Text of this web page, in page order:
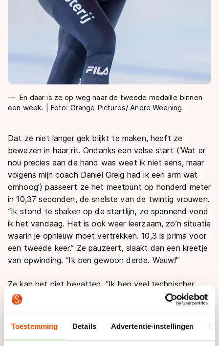
Toestemming Details Advertentie-instellingen
En daar is ze op weg naar de tweede medaille binnen
een week. | Foto: Orange Pictures/ Andre Weening
Dat ze niet langer gek blijkt te maken, heeft ze
bewezen in haar rit. Ondanks een valse start (‘Wat er
nou precies aan de hand was weet ik niet eens, maar
volgens mijn coach Daniel Greig had ik een arm wat
omhoog’) passeert ze het meetpunt op honderd meter
in 10,37 seconden, de snelste van de twintig vrouwen.
“Ik stond te shaken op de startlijn, zo spannend vond
ik het vandaag. Het is ook weer leerzaam, zo’n situatie
waarin je opnieuw moet vertrekken. 10,3 is prima voor
een tweede keer.” Ze pauzeert, slaakt dan een kreetje
van opwinding. “Ik ben gewoon derde. Wauw!”
Ze kan het niet bevatten. “Ik ben veel technischer
gaan schaatsen, misschien dat het daardoor allemaal
op z’n plek valt. Het is de kracht van de herhaling.
coaches, de staf, iedereen verricht zulk geweldig werk